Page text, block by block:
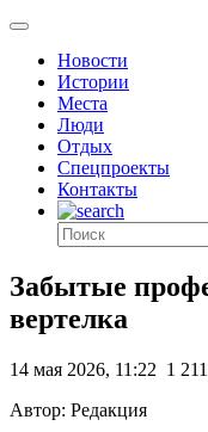
Новости
Истории
Места
Люди
Отдых
Спецпроекты
Контакты
Забытые
вертелка
14 мая 2026, 11:22 1 211
Автор: Редакция